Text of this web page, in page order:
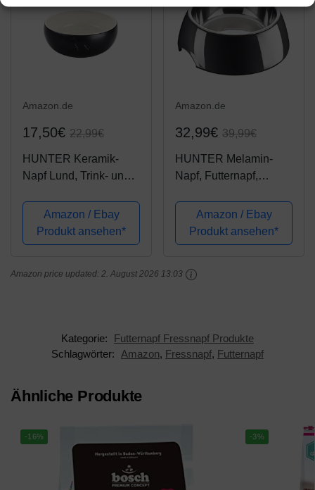
Amazon.de
17,50€ 22,99€
HUNTER Keramik-
Napf Lund, Trink- und
und Katzen Farbe
schwarz, Größe 1500
ml
Amazon / Ebay
Produkt ansehen*
Amazon.de
32,99€ 39,99€
HUNTER Melamin-
Napf, Futternapf,
und Katzen,
herausnehmbarer
Edelstahlnapf, 1400 ml,
Amazon / Ebay
Produkt ansehen*
Amazon price updated: 2. August 2026 13:03
Kategorie:
Futternapf Fressnapf Produkte
Schlagwörter:
Amazon, Fressnapf, Futternapf
Ähnliche Produkte
-16% -3%